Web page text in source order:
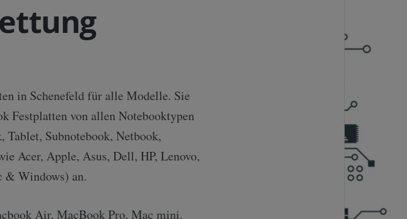
in Schenefeld für alle Modelle. Sie
Festplatten von allen Notebooktypen
Subnotebook, Netbook,
Acer, Apple, Asus, Dell, HP, Lenovo,
& Windows) an.
Air, MacBook Pro, Mac mini.